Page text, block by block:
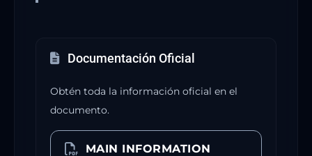
Documentación Oficial
Obtén toda la información oficial en el
documento.
MAIN INFORMATION